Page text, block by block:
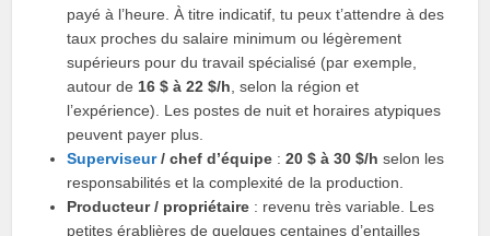
payé à l’heure. À titre indicatif, tu peux t’attendre à des
taux proches du salaire minimum ou légèrement
supérieurs pour du travail spécialisé (par exemple,
autour de 16 $ à 22 $/h , selon la région et
l’expérience). Les postes de nuit et horaires atypiques
peuvent payer plus.
Superviseur/ chef d’équipe :20 $ à 30 $/h selon les
responsabilités et la complexité de la production.
Producteur / propriétaire : revenu très variable. Les
petites érablières de quelques centaines d’entailles